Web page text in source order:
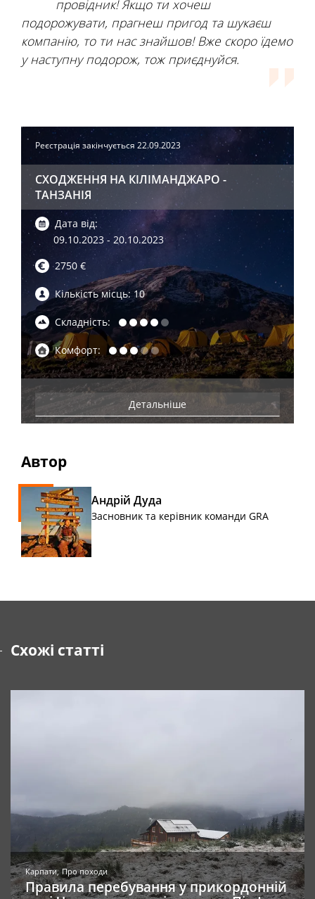
провідник! Якщо ти хочеш
подорожувати, прагнеш пригод та шукаєш
компанію, то ти нас знайшов! Вже скоро їдемо
у наступну подорож, тож приєднуйся.
Реєстрація закінчується 22.09.2023
СХОДЖЕННЯ НА КІЛІМАНДЖАРО -
ТАНЗАНІЯ
Дата від:
09.10.2023 - 20.10.2023
2750 €
Кількість місць: 10
Складність:
Комфорт:
Детальніше
Автор
Андрій Дуда
Засновник та керівник команди GRA
Схожі статті
Карпати Про походи
Правила перебування у прикордонній